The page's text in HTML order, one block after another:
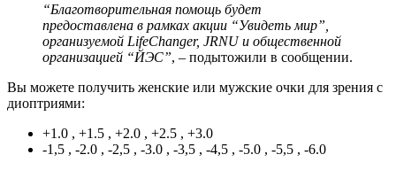
“Благотворительная помощь будет
предоставлена в рамках акции “Увидеть мир”,
организуемой LifeChanger, JRNU и общественной
организацией “ЙЭС”, – подытожили в сообщении.
Вы можете получить женские или мужские очки для зрения с
диоптриями:
+1.0 , +1.5 , +2.0 , +2.5 , +3.0
-1,5 , -2.0 , -2,5 , -3.0 , -3,5 , -4,5 , -5.0 , -5,5 , -6.0